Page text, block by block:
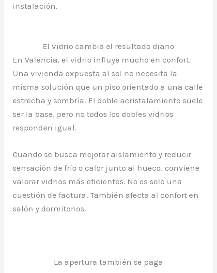
instalación.
El vidrio cambia el resultado diario
En Valencia, el vidrio influye mucho en confort.
Una vivienda expuesta al sol no necesita la
misma solución que un piso orientado a una calle
estrecha y sombría. El doble acristalamiento suele
ser la base, pero no todos los dobles vidrios
responden igual.
Cuando se busca mejorar aislamiento y reducir
sensación de frío o calor junto al hueco, conviene
valorar vidrios más eficientes. No es solo una
cuestión de factura. También afecta al confort en
salón y dormitorios.
La apertura también se paga